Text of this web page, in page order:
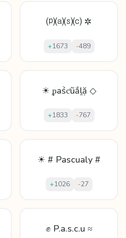
⒫⒜⒮⒞ ✲
+1673 -489
☀ ᵱaṥƈũắḻặ ◇
+1833 -767
☀ # Pascualy #
+1026 -27
✊ P.a.s.c.u ≈